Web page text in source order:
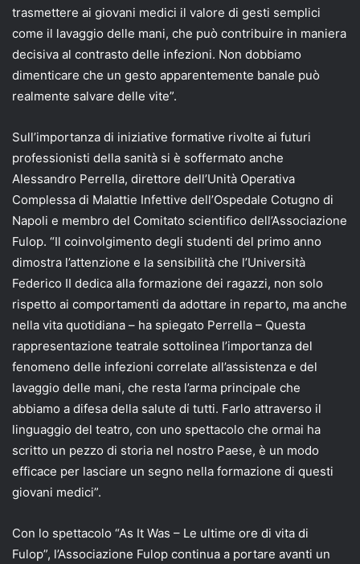
trasmettere ai giovani medici il valore di gesti semplici
come il lavaggio delle mani, che può contribuire in maniera
decisiva al contrasto delle infezioni. Non dobbiamo
dimenticare che un gesto apparentemente banale può
realmente salvare delle vite”.
Sull’importanza di iniziative formative rivolte ai futuri
professionisti della sanità si è soffermato anche
Alessandro Perrella, direttore dell’Unità Operativa
Complessa di Malattie Infettive dell’Ospedale Cotugno di
Napoli e membro del Comitato scientifico dell’Associazione
Fulop. “Il coinvolgimento degli studenti del primo anno
dimostra l’attenzione e la sensibilità che l’Università
Federico II dedica alla formazione dei ragazzi, non solo
rispetto ai comportamenti da adottare in reparto, ma anche
nella vita quotidiana – ha spiegato Perrella – Questa
rappresentazione teatrale sottolinea l’importanza del
fenomeno delle infezioni correlate all’assistenza e del
lavaggio delle mani, che resta l’arma principale che
abbiamo a difesa della salute di tutti. Farlo attraverso il
linguaggio del teatro, con uno spettacolo che ormai ha
scritto un pezzo di storia nel nostro Paese, è un modo
efficace per lasciare un segno nella formazione di questi
giovani medici”.
Con lo spettacolo “As It Was – Le ultime ore di vita di
Fulop”, l’Associazione Fulop continua a portare avanti un